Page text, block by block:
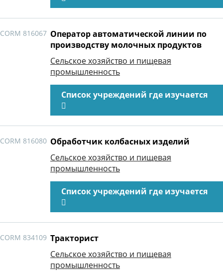
CORM 816067 Оператор автоматической линии по
производству молочных продуктов
Сельское хозяйство и пищевая
промышленность
Список учреждений где изучается
CORM 816080 Обработчик колбасных изделий
Сельское хозяйство и пищевая
промышленность
Список учреждений где изучается
CORM 834109 Тракторист
Сельское хозяйство и пищевая
промышленность